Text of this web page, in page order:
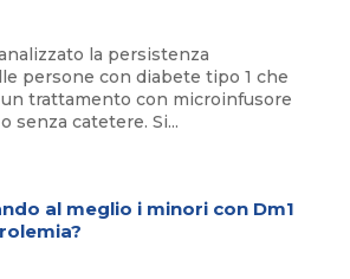
la persistenza
persone con diabete tipo 1 che
trattamento con microinfusore
senza catetere. Si...
al meglio i minori con Dm1